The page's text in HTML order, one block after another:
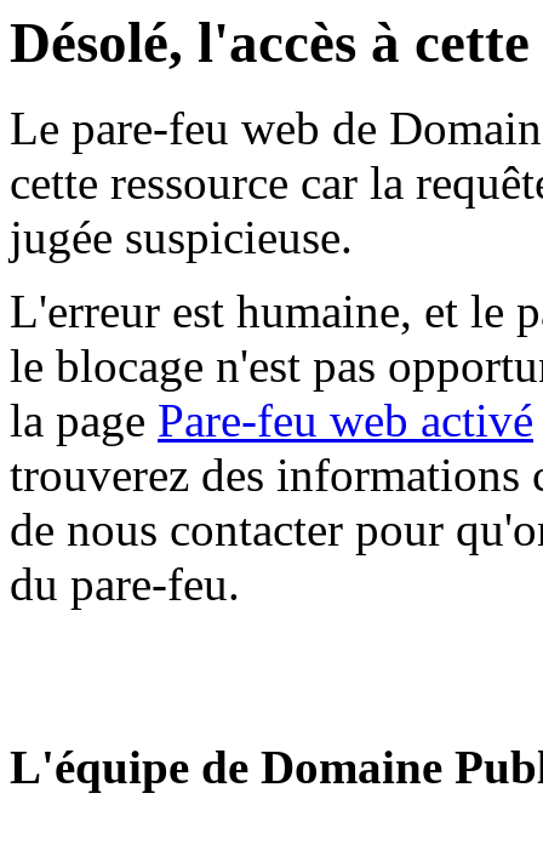
Désolé, l'accès à
Le pare-feu web de
cette ressource car la
jugée suspicieuse.
L'erreur est humaine, et le
le blocage n'est pas
la page Pare-feu web activé
trouverez des informations
de nous contacter pour
du pare-feu.
L'équipe de Domaine